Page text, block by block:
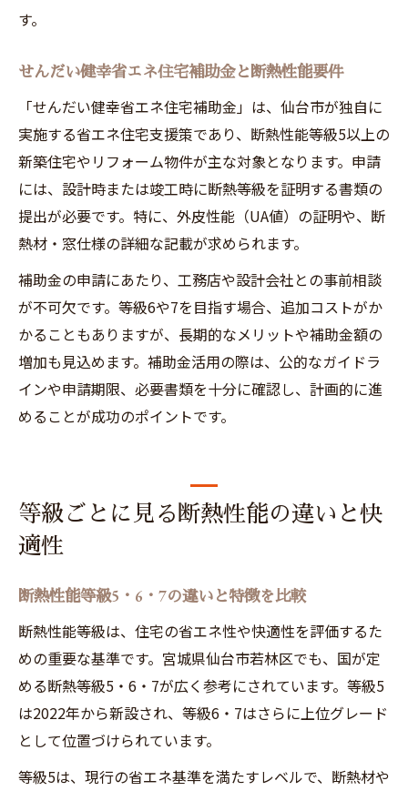
す。
せんだい健幸省エネ住宅補助金と断熱性能要件
「せんだい健幸省エネ住宅補助金」は、仙台市が独自に
実施する省エネ住宅支援策であり、断熱性能等級5以上の
新築住宅やリフォーム物件が主な対象となります。申請
には、設計時または竣工時に断熱等級を証明する書類の
提出が必要です。特に、外皮性能（UA値）の証明や、断
熱材・窓仕様の詳細な記載が求められます。
補助金の申請にあたり、工務店や設計会社との事前相談
が不可欠です。等級6や7を目指す場合、追加コストがか
かることもありますが、長期的なメリットや補助金額の
増加も見込めます。補助金活用の際は、公的なガイドラ
インや申請期限、必要書類を十分に確認し、計画的に進
めることが成功のポイントです。
等級ごとに見る断熱性能の違いと快
適性
断熱性能等級5・6・7の違いと特徴を比較
断熱性能等級は、住宅の省エネ性や快適性を評価するた
めの重要な基準です。宮城県仙台市若林区でも、国が定
める断熱等級5・6・7が広く参考にされています。等級5
は2022年から新設され、等級6・7はさらに上位グレード
として位置づけられています。
等級5は、現行の省エネ基準を満たすレベルで、断熱材や